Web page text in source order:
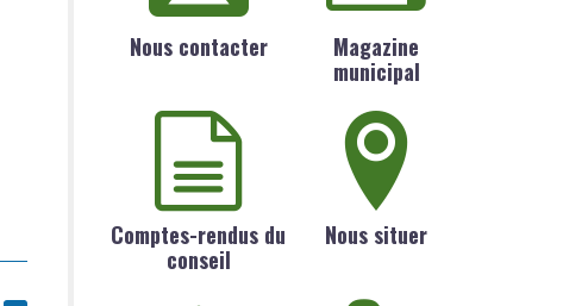
Nous contacter
Magazine
municipal
Comptes-rendus du
conseil
Nous situer